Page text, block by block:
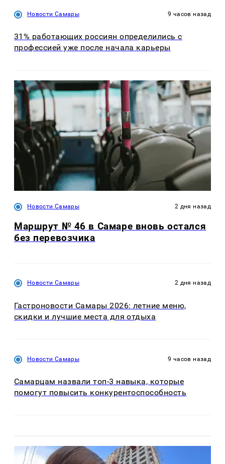
Новости Самары 9 часов назад
31% работающих россиян определились с
профессией уже после начала карьеры
Новости Самары 2 дня назад
Маршрут № 46 в Самаре вновь остался
без перевозчика
Новости Самары 2 дня назад
Гастроновости Самары 2026: летние меню,
скидки и лучшие места для отдыха
Новости Самары 9 часов назад
Самарцам назвали топ-3 навыка, которые
помогут повысить конкурентоспособность